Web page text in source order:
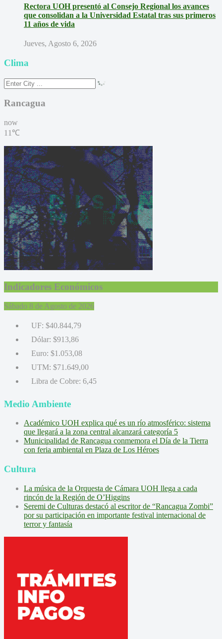
Rectora UOH presentó al Consejo Regional los avances
que consolidan a la Universidad Estatal tras sus primeros
11 años de vida
Jueves, Agosto 6, 2026
Clima
Rancagua
now
11℃
Indicadores Económicos
Sábado 8 de Agosto de 2026
UF: $40.844,79
Dólar: $913,86
Euro: $1.053,08
UTM: $71.649,00
Libra de Cobre: 6,45
Medio Ambiente
Académico UOH explica qué es un río atmosférico: sistema
que llegará a la zona central alcanzará categoría 5
Municipalidad de Rancagua conmemora el Día de la Tierra
con feria ambiental en Plaza de Los Héroes
Cultura
La música de la Orquesta de Cámara UOH llega a cada
rincón de la Región de O’Higgins
Seremi de Culturas destacó al escritor de “Rancagua Zombi”
por su participación en importante festival internacional de
terror y fantasía